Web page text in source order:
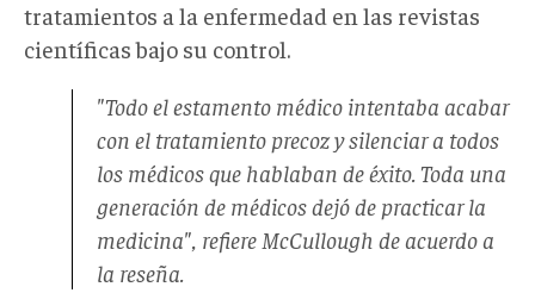
tratamientos a la enfermedad en las revistas
científicas bajo su control.
"Todo el estamento médico intentaba acabar
con el tratamiento precoz y silenciar a todos
los médicos que hablaban de éxito. Toda una
generación de médicos dejó de practicar la
medicina", refiere McCullough de acuerdo a
la reseña.